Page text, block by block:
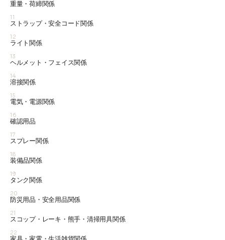
重量・荷締関係
11
ストラップ・安全コード関係
12
ライト関係
13
ヘルメット・フェイス関係
14
溶接関係
15
電気・電源関係
16
確認用品
17
スプレー関係
18
装備品関係
19
タンク関係
20
防災用品・安全用品関係
21
スコップ・レーキ・熊手・清掃用具関係
22